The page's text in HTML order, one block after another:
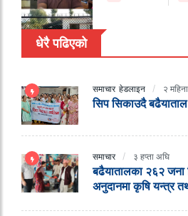
धेरै पढिएको
समाचार हेडलाइन २
सिप सिकाउदै
समाचार ३ हप्ता अघि
बढैयातालका २६२
अनुदानमा कृषि यन्त्र